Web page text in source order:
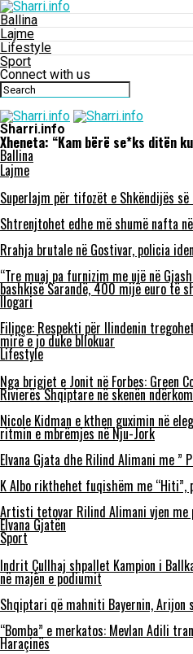
Ballina
Lajme
Lifestyle
Sport
Connect with us
Sharri.info
Xheneta: “Kam bërë se*ks ditën
Ballina
Lajme
Superlajm për tifozët e Shkëndijës së
Shtrenjtohet edhe më shumë nafta
Rrahja brutale në Gostivar, policia
“Tre muaj pa furnizim me ujë në
bashkisë Sarandë, 400 mijë euro të
llogari
Filipçe: Respekti për Ilindenin
mirë e jo duke bllokuar
Lifestyle
Nga brigjet e Jonit në Forbes: Green
Rivierës Shqiptare në skenën
Nicole Kidman e kthen guximin në
ritmin e mbrëmjes në Nju-Jork
Elvana Gjata dhe Rilind Alimani me ”
K Albo rikthehet fuqishëm me “Hiti”,
Artisti tetovar Rilind Alimani vjen me
Elvana Gjatën
Sport
Indrit Çullhaj shpallet Kampion i
në majën e podiumit
Shqiptari që mahniti Bayernin,
“Bomba” e merkatos: Mevlan Adili
Haraçinës